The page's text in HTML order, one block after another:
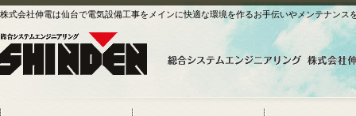
株式会社伸電は仙台で電気設備工事をメインに快適な環境を作るお手伝いやメンテナンス